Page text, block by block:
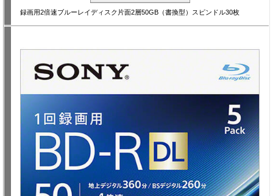
録画用2倍速ブルーレイディスク片面2層50GB（書換型）スピンドル30枚